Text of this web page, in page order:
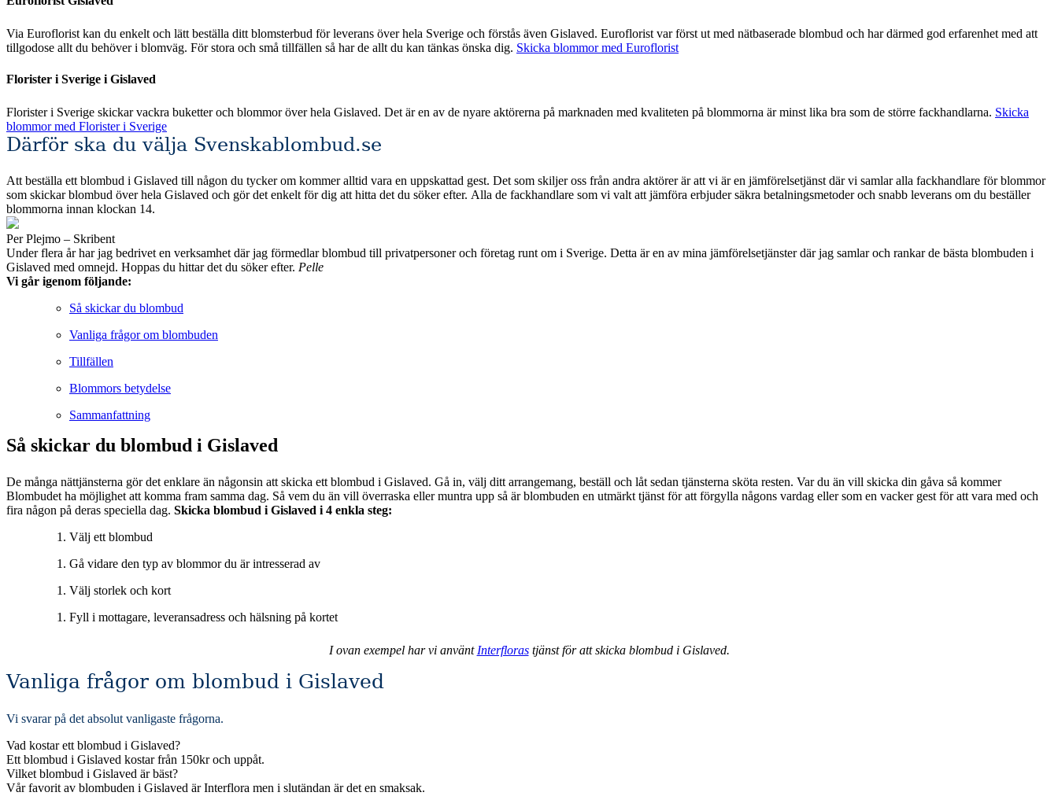
Via Euroflorist kan du enkelt och lätt beställa ditt blomsterbud för leverans över hela Sverige och förstås även Gislaved. Euroflorist var först ut med nätbaserade blombud och har därmed god erfarenhet med att
tillgodose allt du behöver i blomväg. För stora och små tillfällen så har de allt du kan tänkas önska dig. Skicka blommor med Euroflorist
Florister i Sverige i Gislaved
Florister i Sverige skickar vackra buketter och blommor över hela Gislaved. Det är en av de nyare aktörerna på marknaden med kvaliteten på blommorna är minst lika bra som de större fackhandlarna. Skicka
blommor med Florister i Sverige
Därför ska du välja Svenskablombud.se
Att beställa ett blombud i Gislaved till någon du tycker om kommer alltid vara en uppskattad gest. Det som skiljer oss från andra aktörer är att vi är en jämförelsetjänst där vi samlar alla fackhandlare för blommor
som skickar blombud över hela Gislaved och gör det enkelt för dig att hitta det du söker efter. Alla de fackhandlare som vi valt att jämföra erbjuder säkra betalningsmetoder och snabb leverans om du beställer
blommorna innan klockan 14.
Per Plejmo – Skribent
Under flera år har jag bedrivet en verksamhet där jag förmedlar blombud till privatpersoner och företag runt om i Sverige. Detta är en av mina jämförelsetjänster där jag samlar och rankar de bästa blombuden i
Gislaved med omnejd. Hoppas du hittar det du söker efter. Pelle
Vi går igenom följande:
Så skickar du blombud
Vanliga frågor om blombuden
Tillfällen
Blommors betydelse
Sammanfattning
Så skickar du blombud i Gislaved
De många nättjänsterna gör det enklare än någonsin att skicka ett blombud i Gislaved. Gå in, välj ditt arrangemang, beställ och låt sedan tjänsterna sköta resten. Var du än vill skicka din gåva så kommer
Blombudet ha möjlighet att komma fram samma dag. Så vem du än vill överraska eller muntra upp så är blombuden en utmärkt tjänst för att förgylla någons vardag eller som en vacker gest för att vara med och
fira någon på deras speciella dag. Skicka blombud i Gislaved i 4 enkla steg:
Välj ett blombud
Gå vidare den typ av blommor du är intresserad av
Välj storlek och kort
Fyll i mottagare, leveransadress och hälsning på kortet
I ovan exempel har vi använt Interflorastjänst för att skicka blombud i Gislaved.
Vanliga frågor om blombud i Gislaved
Vi svarar på det absolut vanligaste frågorna.
Vad kostar ett blombud i Gislaved?
Ett blombud i Gislaved kostar från 150kr och uppåt.
Vilket blombud i Gislaved är bäst?
Vår favorit av blombuden i Gislaved är Interflora men i slutändan är det en smaksak.